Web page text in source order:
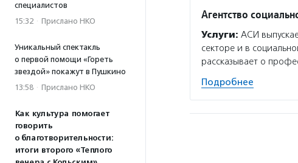
специалистов
15:32 · Прислано НКО
Уникальный спектакль
о первой помощи «Гореть
звездой» покажут в Пушкино
13:58 · Прислано НКО
Как культура помогает
говорить
о благотворительности:
итоги второго «Теплого
Агентство
Услуги: АСИ
секторе и в
рассказывает о
Подробнее